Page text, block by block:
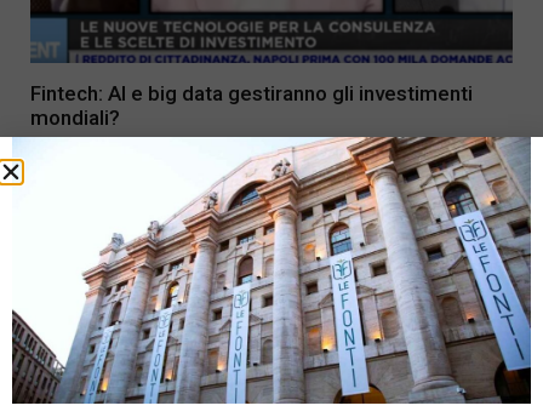
Fintech: AI e big data gestiranno gli investimenti
mondiali?